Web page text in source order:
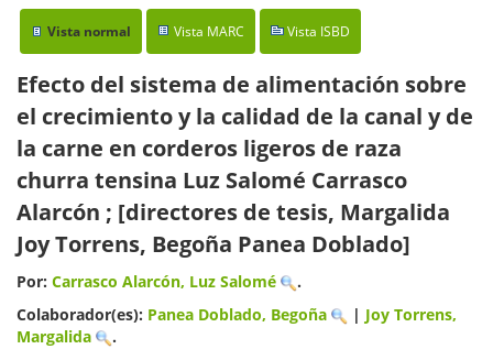
Vista normal Vista MARC Vista ISBD
Efecto del sistema de alimentación sobre
el crecimiento y la calidad de la canal y de
la carne en corderos ligeros de raza
churra tensina Luz Salomé Carrasco
Alarcón ; [directores de tesis, Margalida
Joy Torrens, Begoña Panea Doblado]
Por: Carrasco Alarcón, Luz Salomé
.
Colaborador(es): Panea Doblado, Begoña | Joy Torrens,
Margalida
.